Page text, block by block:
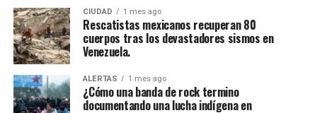
CIUDAD 1 mes ago
Rescatistas mexicanos recuperan 80
cuerpos tras los devastadores sismos en
Venezuela.
ALERTAS 1 mes ago
¿Cómo una banda de rock termino
documentando una lucha indígena en